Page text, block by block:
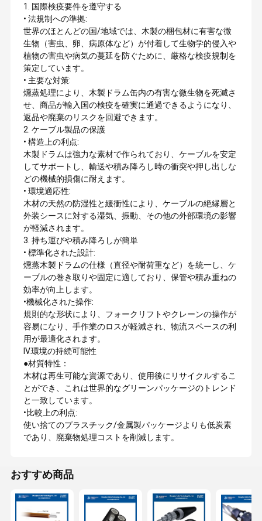
1. 国際検疫要件を遵守する
• 法規制への準拠:
世界のほとんどの国/地域では、木製の梱包材に有害な微
生物（害虫、卵、病原体など）が付着して生物学的侵入や
植物の害虫や病気の蔓延を防ぐために、厳格な検疫規制を
策定しています。
• 主要な対策:
燻蒸処理により、木製ドラム缶内の有害な微生物を死滅さ
せ、商品が輸入国の検疫を確実に通過できるようになり、
返品や廃棄のリスクを回避できます。
2. ケーブル製品の保護
• 構造上の利点:
木製ドラムは強力な素材で作られており、ケーブルを安定
してサポートし、輸送や積み降ろし時の衝突や押し出しな
どの機械的損傷に耐えます。
• 環境適応性:
木材の天然の防湿性と緩衝性により、ケーブルの絶縁層と
外装シースに対する湿気、振動、その他の外部環境の影響
が軽減されます。
3. 持ち運びや積み降ろしが簡単
• 標準化された設計:
燻蒸木製ドラムの仕様（直径や耐荷重など）を統一し、ケ
ーブルの巻き取りや固定に適しており、保管や積み重ねの
効率が向上します。
•機械化された操作:
規則的な形状により、フォークリフトやクレーンの操作が
容易になり、手作業のロスが軽減され、物流スペースの利
用が最適化されます。
IV.環境の持続可能性
●材質特性：
木材は再生可能な資源であり、使用後にリサイクルするこ
とができ、これは世界的なグリーンパッケージのトレンド
と一致しています。
•比較上の利点:
使い捨てのプラスチック/金属製パッケージよりも低炭素
であり、廃棄物処理コストを削減します。
おすすめ商品